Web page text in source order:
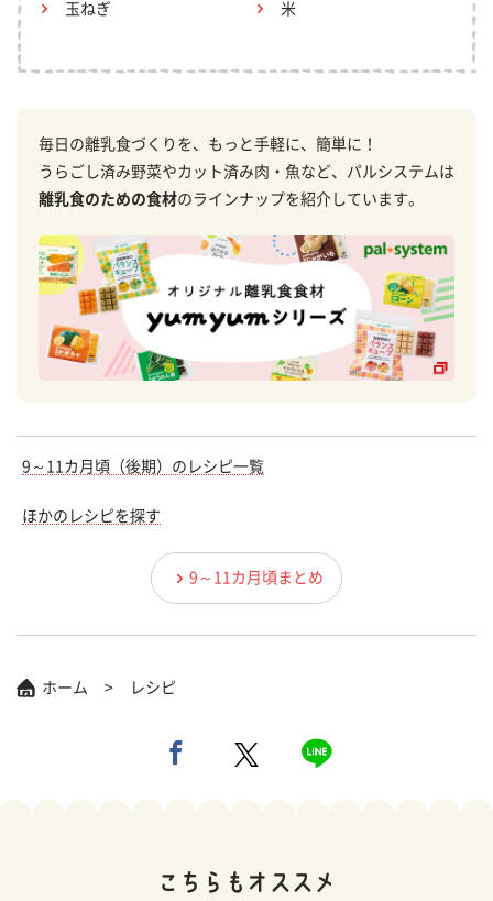
玉ねぎ 米
毎日の離乳食づくりを、もっと手軽に、簡単に！
うらごし済み野菜やカット済み肉・魚など、パルシステムは
離乳食のための食材のラインナップを紹介しています。
9～11カ月頃（後期）のレシピ一覧
ほかのレシピを探す
9～11カ月頃まとめ
ホーム レシピ